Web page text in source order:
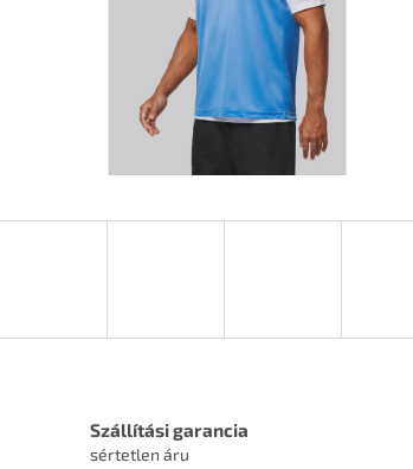
Szállítási garancia
sértetlen áru